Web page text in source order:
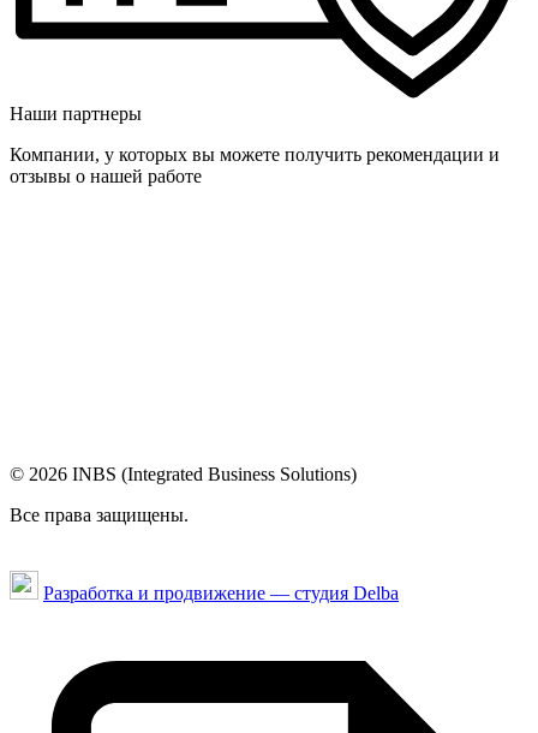
Наши партнеры
Компании, у которых вы можете получить рекомендации и
отзывы о нашей работе
© 2026 INBS (Integrated Business Solutions)
Все права защищены.
Разработка и продвижение — студия Delba